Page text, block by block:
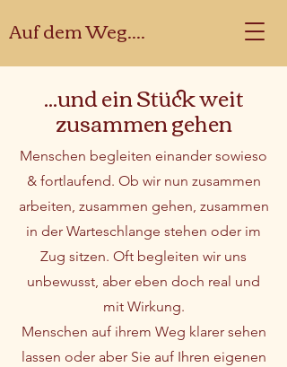
Auf dem Weg....
...und ein Stück weit
zusammen gehen
Menschen begleiten einander sowieso
& fortlaufend. Ob wir nun zusammen
arbeiten, zusammen gehen, zusammen
in der Warteschlange stehen oder im
Zug sitzen. Oft begleiten wir uns
unbewusst, aber eben doch real und
mit Wirkung.
Menschen auf ihrem Weg klarer sehen
lassen oder aber Sie auf Ihren eigenen